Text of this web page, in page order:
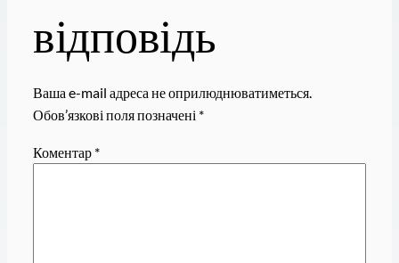
відповідь
Ваша e-mail адреса не оприлюднюватиметься.
Обов’язкові поля позначені *
Коментар *